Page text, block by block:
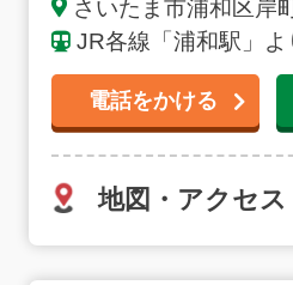
さいたま市浦和区岸
JR各線「浦和駅」
電話をかける
地図・アクセス
お